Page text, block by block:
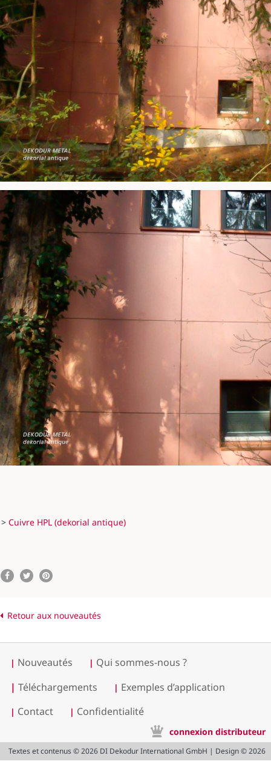
> Cuivre HPL (dekorial antique)
Retour aux nouveautés
| Nouveautés | Qui sommes-nous ?
| Téléchargements | Exemples d’application
| Contact | Confidentialité
connexion distributeur
Textes et contenus © 2026 DI Dekodur International GmbH | Design © 2026